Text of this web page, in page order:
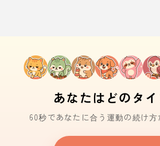
あなたはどのタイ
60秒であなたに合う運動の続け